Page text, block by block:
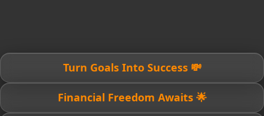
💸 Turn Goals Into Success
🌟 Financial Freedom Awaits